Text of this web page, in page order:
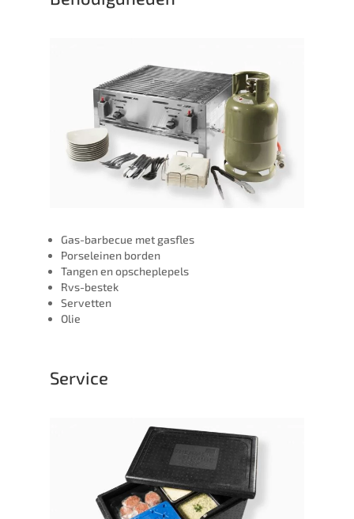
Gas-barbecue met gasfles
Porseleinen borden
Tangen en opscheplepels
Rvs-bestek
Servetten
Olie
Service